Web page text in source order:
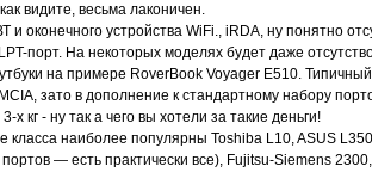
видите, весьма лаконичен.
и оконечного устройства WiFi., iRDA, ну понятно
порт. На некоторых моделях будет даже
на примере RoverBook Voyager E510.
зато в дополнение к стандартному набору
х кг - ну так а чего вы хотели за такие деньги!
класса наиболее популярны Toshiba L10, ASUS
— есть практически все), Fujitsu-Siemens